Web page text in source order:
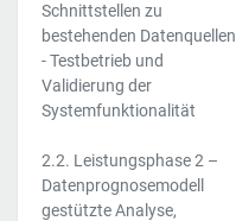
Schnittstellen zu
bestehenden Datenquellen
- Testbetrieb und
Validierung der
Systemfunktionalität
2.2. Leistungsphase 2 –
Datenprognosemodell
gestützte Analyse,